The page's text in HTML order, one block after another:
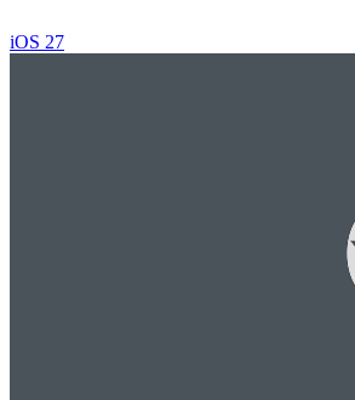
iOS 27